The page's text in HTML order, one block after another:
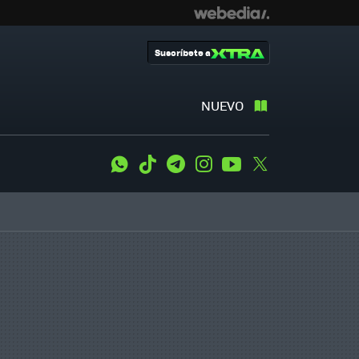
NUEVO
Suscríbete a
WhatsApp
Tiktok TelegramInstagramYoutube